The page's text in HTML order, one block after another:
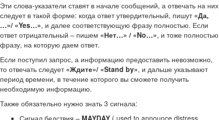
Эти слова-указатели ставят в начале сообщений, а отвечать на них
следует в такой форме: когда ответ утвердительный, пишут «Да,
…»/ «Yes…», и далее соответствующую фразу полностью. Если
ответ отрицательный – пишем «Нет…» / «No…», и тоже полностью
фразу, на которую даем ответ.
Если поступил запрос, а информацию предоставить невозможно,
то отвечать следует «Ждите»/ «Stand by», и дальше указывают
период времени, в течение которого вы сможете получить
необходимую информацию.
Также обязательно нужно знать 3 сигнала: